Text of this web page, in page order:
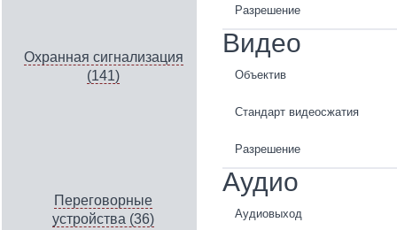
Охранная сигнализация
(141)
Переговорные
устройства (36)
Разрешение
Видео
Объектив
Стандарт видеосжатия
Разрешение
Аудио
Аудиовыход